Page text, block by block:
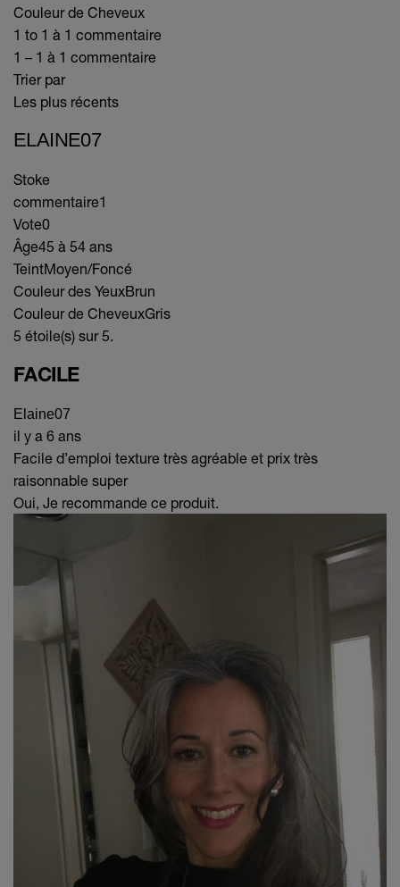
Couleur de Cheveux
1 to 1 à 1 commentaire
1 – 1 à 1 commentaire
Trier par
Les plus récents
ELAINE07
Stoke
commentaire1
Vote0
Âge45 à 54 ans
TeintMoyen/Foncé
Couleur des YeuxBrun
Couleur de CheveuxGris
5 étoile(s) sur 5.
FACILE
Elaine07
il y a 6 ans
Facile d’emploi texture très agréable et prix très
raisonnable super
Oui, Je recommande ce produit.